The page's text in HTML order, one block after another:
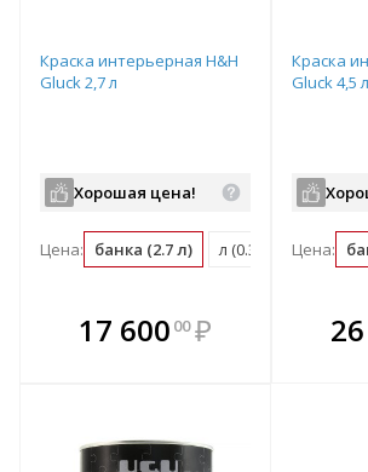
Краска интерьерная H&H
Gluck 2,7 л
Хорошая цена!
Цена: банка (2.7 л) л (0.37 банка) м2
17 600 00 ₽
В
всегда
Краска
Gluck 4,5 л
Цена:
В комплекте
всегда выгоднее!